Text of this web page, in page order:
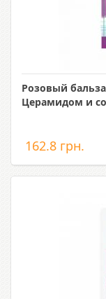
Розовый
Церамидом и
162.8 грн.